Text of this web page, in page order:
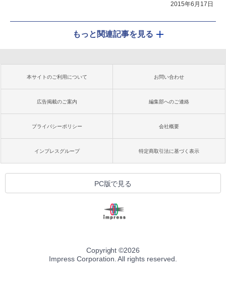
2015年6月17日
もっと関連記事を見る
本サイトのご利用について お問い合わせ
広告掲載のご案内 編集部へのご連絡
プライバシーポリシー 会社概要
インプレスグループ 特定商取引法に基づく表示
PC版で見る
Copyright ©2026
Impress Corporation. All rights reserved.